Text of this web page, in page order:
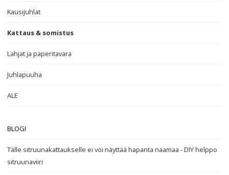
Kausijuhlat
Kattaus & somistus
Lahjat ja paperitavara
Juhlapuuha
ALE
BLOGI
Tälle sitruunakattaukselle ei voi näyttää hapanta naamaa - DIY helppo
sitruunaviiri